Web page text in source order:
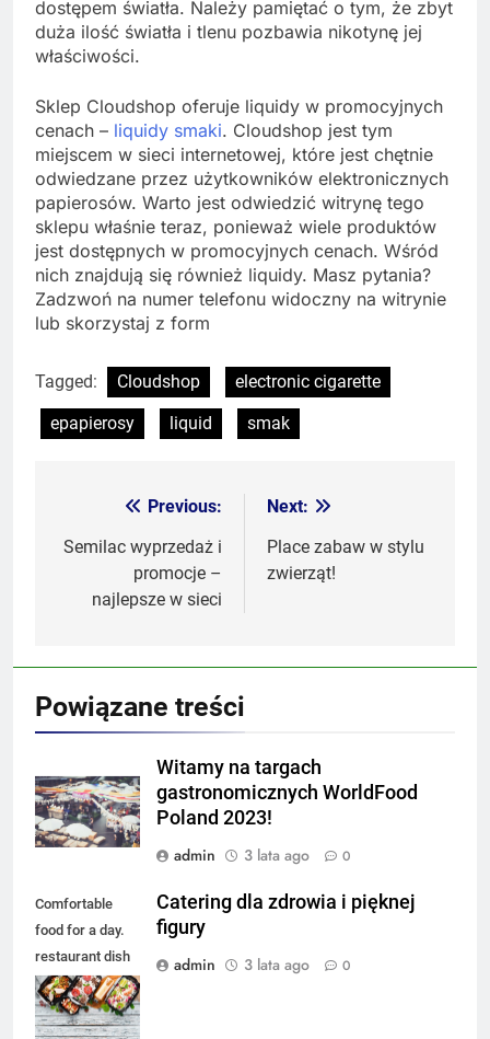
dostępem światła. Należy pamiętać o tym, że zbyt
duża ilość światła i tlenu pozbawia nikotynę jej
właściwości.
Sklep Cloudshop oferuje liquidy w promocyjnych
cenach – liquidy smaki. Cloudshop jest tym
miejscem w sieci internetowej, które jest chętnie
odwiedzane przez użytkowników elektronicznych
papierosów. Warto jest odwiedzić witrynę tego
sklepu właśnie teraz, ponieważ wiele produktów
jest dostępnych w promocyjnych cenach. Wśród
nich znajdują się również liquidy. Masz pytania?
Zadzwoń na numer telefonu widoczny na witrynie
lub skorzystaj z form
Tagged: Cloudshop
electronic cigarette
epapierosy
liquid smak
Nawigacja
wpisu
Previous:
Semilac wyprzedaż i
promocje –
najlepsze w sieci
Next:
Place zabaw w stylu
zwierząt!
Powiązane treści
Witamy na targach
gastronomicznych WorldFood
Poland 2023!
admin
3 lata ago 0
Comfortable
food for a day.
restaurant dish
delivery. Top
view. Free space
for your text.
Catering dla zdrowia i pięknej
figury
admin
3 lata ago 0